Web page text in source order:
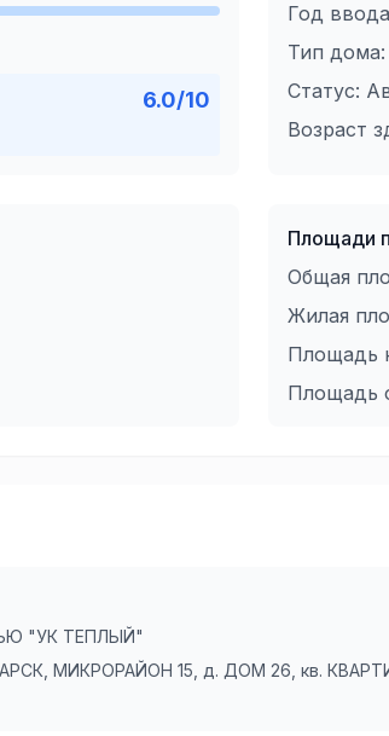
6.0/10
Год
Тип дома:
Статус:
Возраст
Площади
Общая
Жилая
Площадь
Площадь
"УК ТЕПЛЫЙ"
МИКРОРАЙОН 15, д. ДОМ 26, кв.